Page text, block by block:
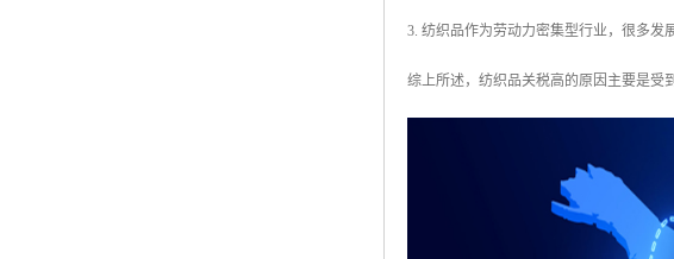
3. 纺织品作为劳动力密集型行业，很多发
综上所述，纺织品关税高的原因主要是受